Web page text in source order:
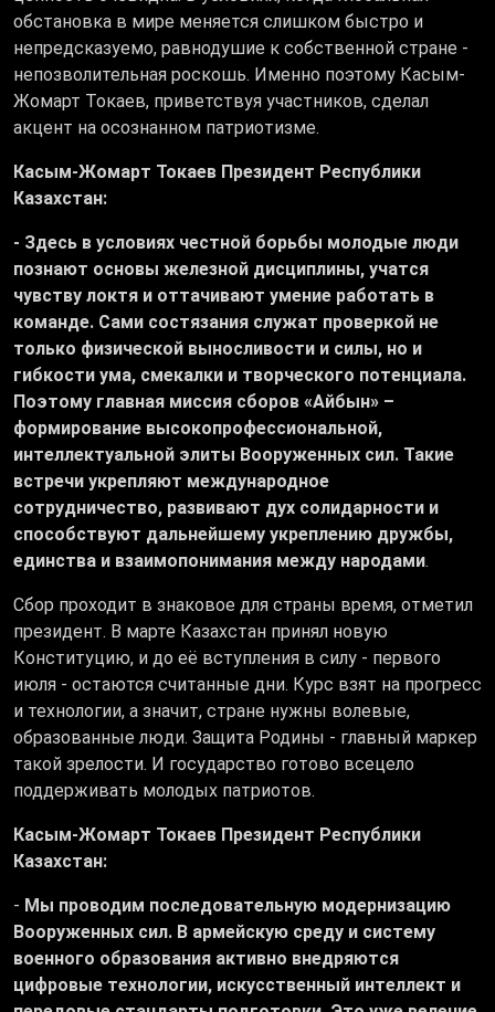
обстановка в мире меняется слишком быстро и
непредсказуемо, равнодушие к собственной стране -
непозволительная роскошь. Именно поэтому Касым-
Жомарт Токаев, приветствуя участников, сделал
акцент на осознанном патриотизме.
Касым-Жомарт Токаев Президент Республики
Казахстан:
- Здесь в условиях честной борьбы молодые люди
познают основы железной дисциплины, учатся
чувству локтя и оттачивают умение работать в
команде. Сами состязания служат проверкой не
только физической выносливости и силы, но и
гибкости ума, смекалки и творческого потенциала.
Поэтому главная миссия сборов «Айбын» –
формирование высокопрофессиональной,
интеллектуальной элиты Вооруженных сил. Такие
встречи укрепляют международное
сотрудничество, развивают дух солидарности и
способствуют дальнейшему укреплению дружбы,
единства и взаимопонимания между народами.
Сбор проходит в знаковое для страны время, отметил
президент. В марте Казахстан принял новую
Конституцию, и до её вступления в силу - первого
июля - остаются считанные дни. Курс взят на прогресс
и технологии, а значит, стране нужны волевые,
образованные люди. Защита Родины - главный маркер
такой зрелости. И государство готово всецело
поддерживать молодых патриотов.
Касым-Жомарт Токаев Президент Республики
Казахстан:
- Мы проводим последовательную модернизацию
Вооруженных сил. В армейскую среду и систему
военного образования активно внедряются
цифровые технологии, искусственный интеллект и